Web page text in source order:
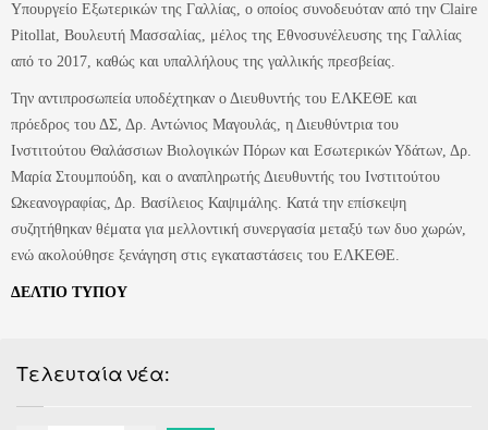
Υπουργείο Εξωτερικών της Γαλλίας, ο οποίος συνοδευόταν από την Claire
Pitollat, Βουλευτή Μασσαλίας, μέλος της Εθνοσυνέλευσης της Γαλλίας
από το 2017, καθώς και υπαλλήλους της γαλλικής πρεσβείας.
Την αντιπροσωπεία υποδέχτηκαν ο Διευθυντής του ΕΛΚΕΘΕ και
πρόεδρος του ΔΣ, Δρ. Αντώνιος Μαγουλάς, η Διευθύντρια του
Ινστιτούτου Θαλάσσιων Βιολογικών Πόρων και Εσωτερικών Υδάτων, Δρ.
Μαρία Στουμπούδη, και ο αναπληρωτής Διευθυντής του Ινστιτούτου
Ωκεανογραφίας, Δρ. Βασίλειος Καψιμάλης. Κατά την επίσκεψη
συζητήθηκαν θέματα για μελλοντική συνεργασία μεταξύ των δυο χωρών,
ενώ ακολούθησε ξενάγηση στις εγκαταστάσεις του ΕΛΚΕΘΕ.
ΔΕΛΤΙΟ ΤΥΠΟΥ
Τελευταία νέα: